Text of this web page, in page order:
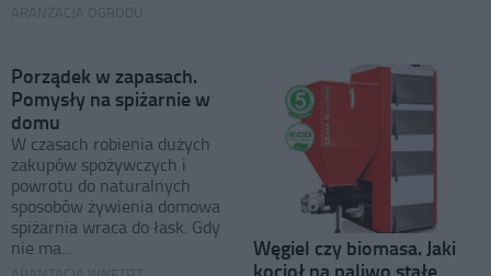
Porządek w zapasach.
Pomysły na spiżarnie w
domu
W czasach robienia dużych
zakupów spożywczych i
powrotu do naturalnych
sposobów żywienia domowa
spiżarnia wraca do łask. Gdy
nie ma...
Węgiel czy biomasa. Jaki
kocioł na paliwo stałe